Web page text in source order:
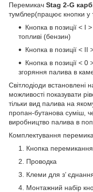
Перемикач Stag 2-G
тумблер(працює кнопки у
Кнопка в позиції < I
топливі (бензин)
Кнопка в позиції < II
Кнопка в позиції < 0
згоряння палива в
Світлодіоди
можливості показувати
тільки вид палива на
пропан-бутанова суміш,
виробництво палива в
Комплектування
Кнопка
Проводка
Клеми для з’
Монтажний набір